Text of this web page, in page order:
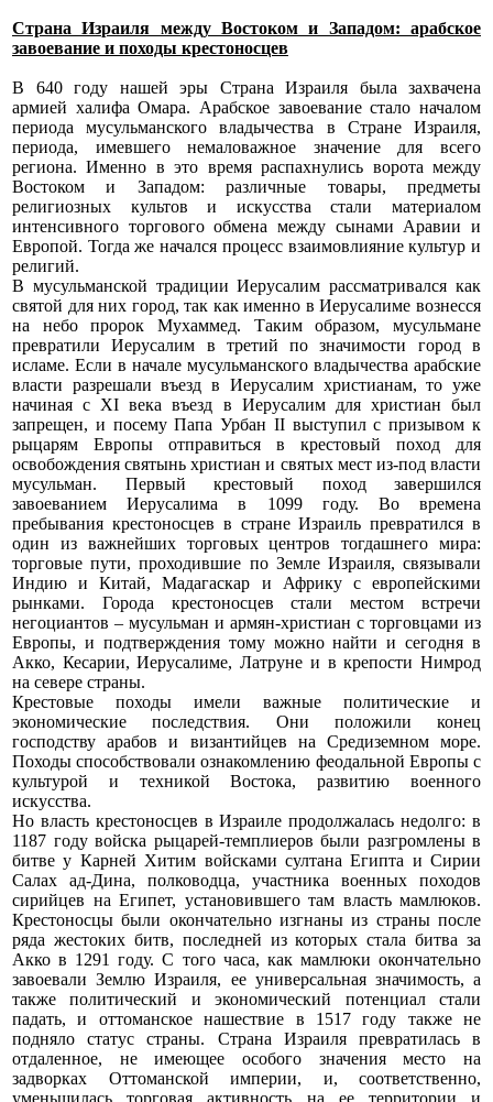
Страна Израиля между Востоком и Западом: арабское
завоевание и походы крестоносцев
В 640 году нашей эры Страна Израиля была захвачена
армией халифа Омара. Арабское завоевание стало началом
периода мусульманского владычества в Стране Израиля,
периода, имевшего немаловажное значение для всего
региона. Именно в это время распахнулись ворота между
Востоком и Западом: различные товары, предметы
религиозных культов и искусства стали материалом
интенсивного торгового обмена между сынами Аравии и
Европой. Тогда же начался процесс взаимовлияние культур и
религий.
В мусульманской традиции Иерусалим рассматривался как
святой для них город, так как именно в Иерусалиме вознесся
на небо пророк Мухаммед. Таким образом, мусульмане
превратили Иерусалим в третий по значимости город в
исламе. Если в начале мусульманского владычества арабские
власти разрешали въезд в Иерусалим христианам, то уже
начиная с XI века въезд в Иерусалим для христиан был
запрещен, и посему Папа Урбан II выступил с призывом к
рыцарям Европы отправиться в крестовый поход для
освобождения святынь христиан и святых мест из-под власти
мусульман. Первый крестовый поход завершился
завоеванием Иерусалима в 1099 году. Во времена
пребывания крестоносцев в стране Израиль превратился в
один из важнейших торговых центров тогдашнего мира:
торговые пути, проходившие по Земле Израиля, связывали
Индию и Китай, Мадагаскар и Африку с европейскими
рынками. Города крестоносцев стали местом встречи
негоциантов – мусульман и армян-христиан с торговцами из
Европы, и подтверждения тому можно найти и сегодня в
Акко, Кесарии, Иерусалиме, Латруне и в крепости Нимрод
на севере страны.
Крестовые походы имели важные политические и
экономические последствия. Они положили конец
господству арабов и византийцев на Средиземном море.
Походы способствовали ознакомлению феодальной Европы с
культурой и техникой Востока, развитию военного
искусства.
Но власть крестоносцев в Израиле продолжалась недолго: в
1187 году войска рыцарей-темплиеров были разгромлены в
битве у Карней Хитим войсками султана Египта и Сирии
Салах ад-Дина, полководца, участника военных походов
сирийцев на Египет, установившего там власть мамлюков.
Крестоносцы были окончательно изгнаны из страны после
ряда жестоких битв, последней из которых стала битва за
Акко в 1291 году. С того часа, как мамлюки окончательно
завоевали Землю Израиля, ее универсальная значимость, а
также политический и экономический потенциал стали
падать, и оттоманское нашествие в 1517 году также не
подняло статус страны. Страна Израиля превратилась в
отдаленное, не имеющее особого значения место на
задворках Оттоманской империи, и, соответственно,